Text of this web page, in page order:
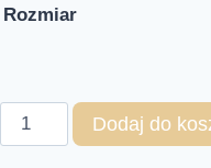
Rozmiar
Dodaj do